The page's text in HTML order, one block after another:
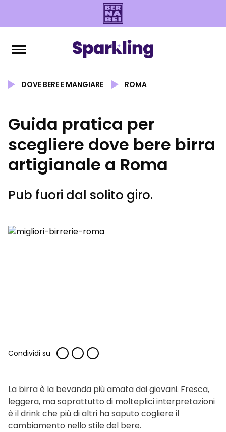
DOVE BERE E MANGIARE ROMA
Guida pratica per
scegliere dove bere birra
artigianale a Roma
Pub fuori dal solito giro.
Condividi su
La birra è la bevanda più amata dai giovani. Fresca,
leggera, ma soprattutto di molteplici interpretazioni
è il drink che più di altri ha saputo cogliere il
cambiamento nello stile del bere.